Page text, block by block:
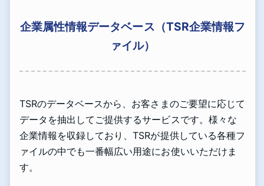
企業属性情報データベース（TSR企業情報フ
ァイル）
TSRのデータベースから、お客さまのご要望に応じて
データを抽出してご提供するサービスです。様々な
企業情報を収録しており、TSRが提供している各種フ
ァイルの中でも一番幅広い用途にお使いいただけま
す。